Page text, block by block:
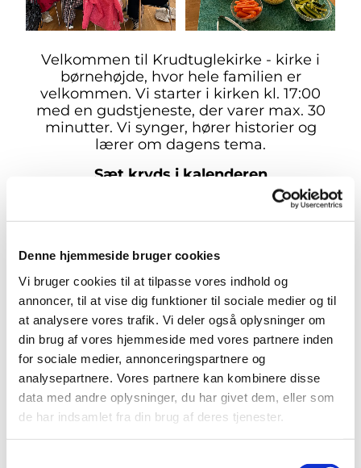
Denne hjemmeside bruger cookies
Vi bruger cookies til at tilpasse vores indhold og
annoncer, til at vise dig funktioner til sociale medier og til
at analysere vores trafik. Vi deler også oplysninger om
din brug af vores hjemmeside med vores partnere inden
for sociale medier, annonceringspartnere og
analysepartnere. Vores partnere kan kombinere disse
data med andre oplysninger, du har givet dem, eller som
de har indsamlet fra din brug af deres tjenester.
Velkommen til Krudtuglekirke - kirke i
børnehøjde, hvor hele familien er
velkommen. Vi starter i kirken kl. 17:00
med en gudstjeneste, der varer max. 30
minutter. Vi synger, hører historier og
lærer om dagens tema.
Sæt kryds i kalenderen
Vi holder krudtuglekirke igen den 29.
temaet høst.
Når vi er færdige i kirken, går vi til
sognegården og spiser aftensmad
sammen.
Tilmelding
Spisning er gratis, men vi vil gerne, at I
tilmelder jer for at undgå madspild.